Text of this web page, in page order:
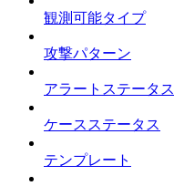
観測可能タイプ
攻撃パターン
アラートステータス
ケースステータス
テンプレート